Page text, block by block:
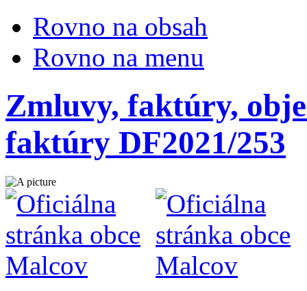
Rovno na obsah
Rovno na menu
Zmluvy, faktúry,
faktúry DF2021/253